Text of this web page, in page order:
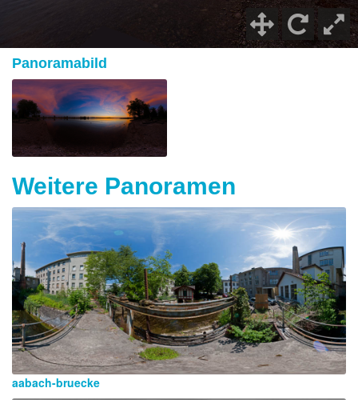
Panoramabild
Weitere Panoramen
aabach-bruecke